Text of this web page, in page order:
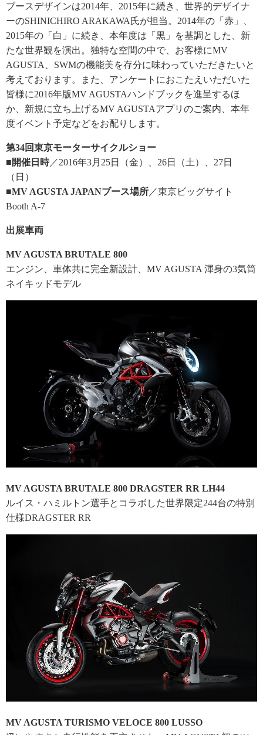
ブースデザインは2014年、2015年に続き、世界的デザイナ
ーのSHINICHIRO ARAKAWA氏が担当。2014年の「赤」、
2015年の「白」に続き、本年度は「黒」を基調とした、新
たな世界観を演出。独特な空間の中で、お客様にMV
AGUSTA、SWMの機能美を存分に味わっていただきたいと
考えております。また、アンケートにおこたえいただいた
皆様に2016年版MV AGUSTAハンドブックを進呈するほ
か、新規に立ち上げるMV AGUSTAアプリのご案内、本年
度イベント予定などをお配りします。
第34回東京モーターサイクルショー
■開催日時／2016年3月25日（金）、26日（土）、27日
（日）
■MV AGUSTA JAPANブース場所 ／東京ビッグサイト
Booth A-7
出展車両
MV AGUSTA BRUTALE 800
エンジン、車体共に完全新設計、MV AGUSTA 渾身の3気筒
ネイキッドモデル
MV AGUSTA BRUTALE 800 DRAGSTER RR LH44
ルイス・ハミルトン選手とコラボした世界限定244台の特別
仕様DRAGSTER RR
MV AGUSTA TURISMO VELOCE 800 LUSSO